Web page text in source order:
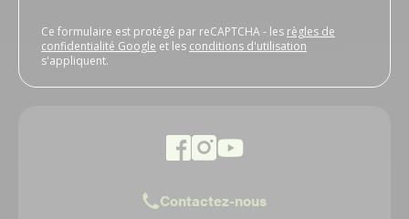
Ce formulaire est protégé par reCAPTCHA - les règles de
confidentialité Google et les conditions d'utilisation
s'appliquent.
Contactez-nous